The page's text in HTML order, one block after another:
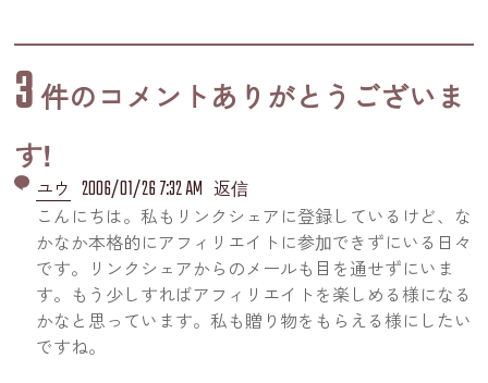
3件のコメントありがとうございま
す!
ユウ 2006/01/26 7:32 AM 返信
こんにちは。私もリンクシェアに登録しているけど、な
かなか本格的にアフィリエイトに参加できずにいる日々
です。リンクシェアからのメールも目を通せずにいま
す。もう少しすればアフィリエイトを楽しめる様になる
かなと思っています。私も贈り物をもらえる様にしたい
ですね。